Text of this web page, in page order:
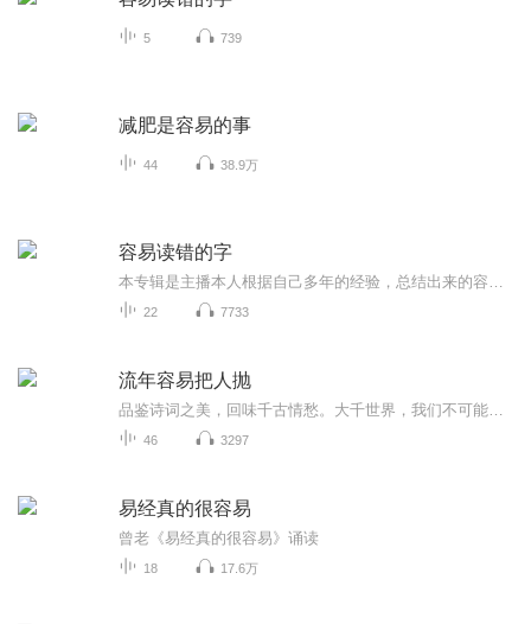
5 739
减肥是容易的事
44 38.9万
容易读错的字
22 7733
流年容易把人抛
46 3297
易经真的很容易
曾老《易经真的很容易》诵读
18 17.6万